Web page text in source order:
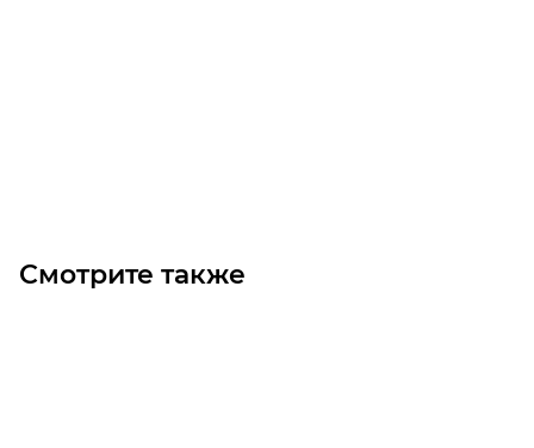
Смотрите также